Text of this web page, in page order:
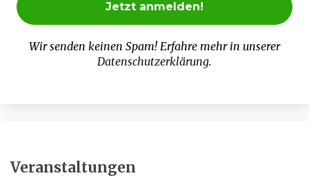
Wir senden keinen Spam! Erfahre mehr in unserer
Datenschutzerklärung.
Veranstaltungen